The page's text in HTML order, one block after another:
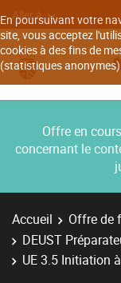
En poursuivant votre
site, vous acceptez
cookies à des fins de
(statistiques
Aller à
Offre en
concernant le
Accueil Offre de
DEUST
UE 3.5 Initiation